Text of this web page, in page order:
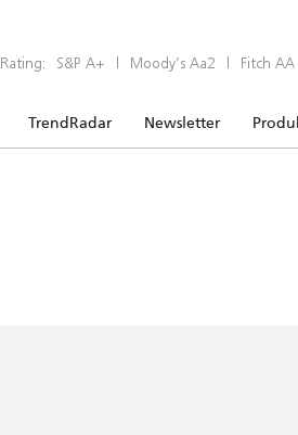
Rating: S&P A+ | Moody’s Aa2 | Fitch AA
TrendRadar Newsletter